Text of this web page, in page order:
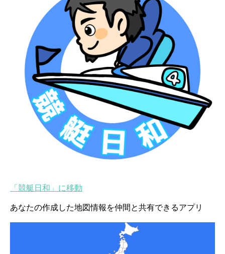
「競艇日和」に移動
あなたの作成した地図情報を仲間と共有できるアプリ